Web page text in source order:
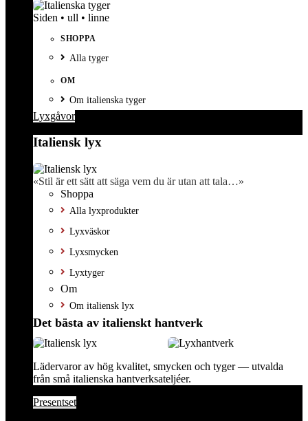
Siden • ull • linne
SHOPPA
Alla tyger
OM
Om italienska tyger
Lyxgåvor
Italiensk lyx
«Stil är ett sätt att säga vem du är utan att tala…»
Shoppa
Alla lyxprodukter
Lyxväskor
Lyxsmycken
Lyxtyger
Om
Om italiensk lyx
Det bästa av italienskt hantverk
Lädervaror av hög kvalitet, smycken och tyger — utvalda
från små italienska hantverksateljéer.
Presentset